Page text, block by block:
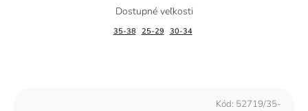
35-38 25-29 30-34
Kód: 52719/35-